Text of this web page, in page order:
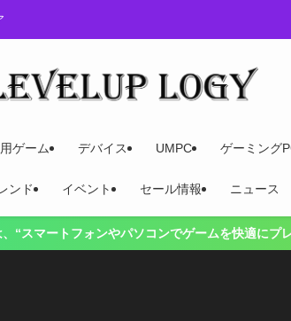
ゲーム デバイス UMPC ゲーミング
ンド イベント セール情報 ニュース
ンでゲームを快適にプレイするには？”をテ